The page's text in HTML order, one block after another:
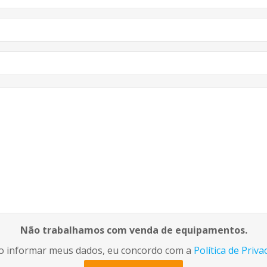
Não trabalhamos com venda de equipamentos.
informar meus dados, eu concordo com a Política de